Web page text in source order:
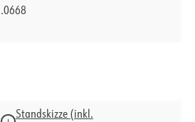
.0668
Standskizze (inkl.